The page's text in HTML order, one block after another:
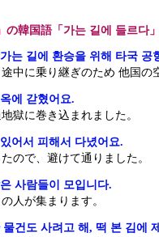
の韓国語「가는 길에 들르다
는 길에 환승을 위해 타국 공
中に乗り継ぎのため 他国の
에 갇혔어요.
獄に巻き込まれました。
어서 피해서 다녔어요.
ので、避けて通りました。
사람들이 모입니다.
人が集まります。
건도 사려고 해, 떡 본 김에